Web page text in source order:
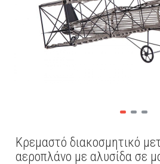
Κρεμαστό διακοσμητικό
αεροπλάνο με αλυσίδα σε